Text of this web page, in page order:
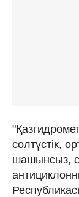
солтүстік,
шашынсыз,